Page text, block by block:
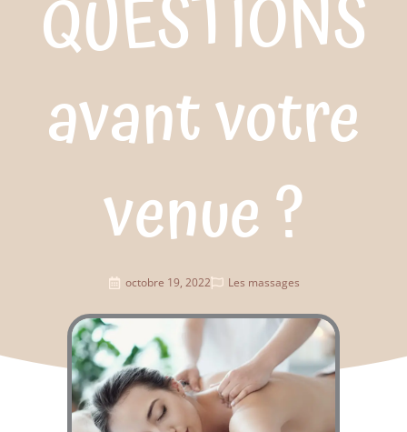
QUESTIONS
avant votre
venue ?
octobre 19, 2022 Les massages